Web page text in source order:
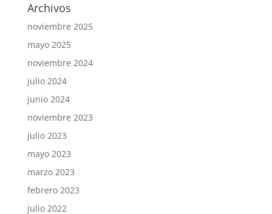
Archivos
noviembre 2025
mayo 2025
noviembre 2024
julio 2024
junio 2024
noviembre 2023
julio 2023
mayo 2023
marzo 2023
febrero 2023
julio 2022